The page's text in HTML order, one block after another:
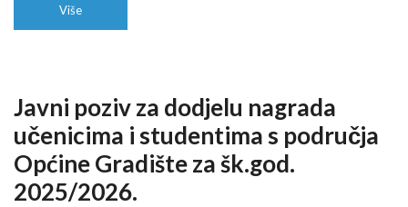
Više
Javni poziv za dodjelu nagrada
učenicima i studentima s područja
Općine Gradište za šk.god.
2025/2026.